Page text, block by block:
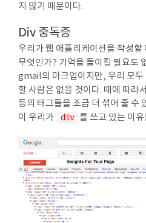
지 않기 때문이다.
Div 중독증
우리가 웹 애플리케이션을 작성할
무엇인가? 기억을 돌이킬 필요도
gmail의 마크업이지만, 우리 모두
할 사람은 없을 것이다. 때에 따라서
등의 태그들을 조금 더 섞어 줄 수
이 우리가
div 를 쓰고 있는 이